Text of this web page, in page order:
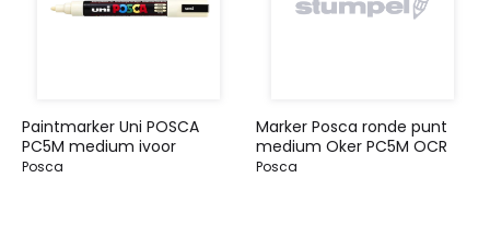
Paintmarker Uni POSCA
PC5M medium ivoor
Posca
Marker Posca ronde punt
medium Oker PC5M OCR
Posca